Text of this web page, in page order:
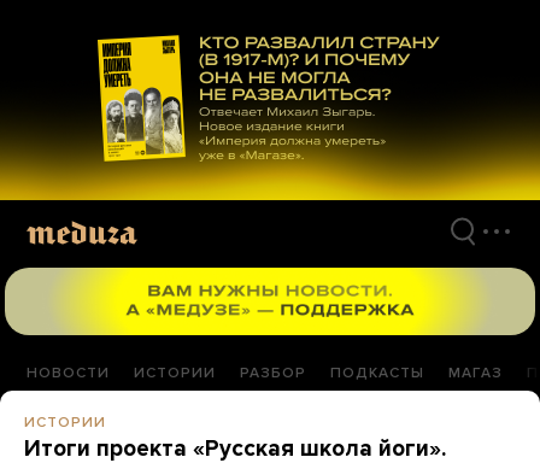
материалам
НОВОСТИ ИСТОРИИ РАЗБОР ПОДКАСТЫ МАГАЗ
ИСТОРИИ
Итоги проекта «Русская школа йоги».